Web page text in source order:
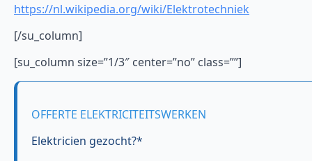
https://nl.wikipedia.org/wiki/Elektrotechniek
[/su_column]
[su_column size=”1/3″ center=”no” class=””]
OFFERTE ELEKTRICITEITSWERKEN
Elektricien gezocht?*